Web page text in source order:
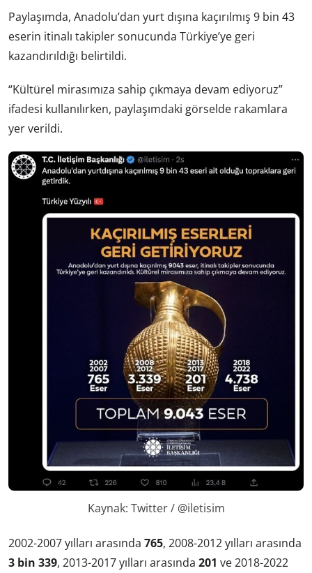
Paylaşımda, Anadolu’dan yurt dışına kaçırılmış 9 bin 43
eserin itinalı takipler sonucunda Türkiye’ye geri
kazandırıldığı belirtildi.
“Kültürel mirasımıza sahip çıkmaya devam ediyoruz”
ifadesi kullanılırken, paylaşımdaki görselde rakamlara
yer verildi.
Kaynak: Twitter / @iletisim
2002-2007 yılları arasında 765, 2008-2012 yılları arasında
3 bin 339, 2013-2017 yılları arasında 201 ve 2018-2022